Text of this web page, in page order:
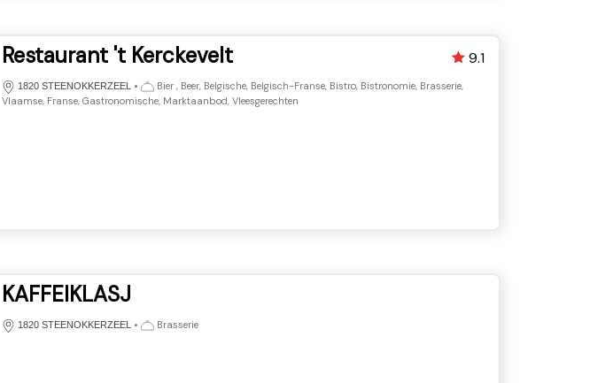
Restaurant 't Kerckevelt
1820 STEENOKKERZEEL •
Bier , Beer, Belgische, Belgisch-Franse, Bistro, Bistronomie, Brasserie,
Vlaamse, Franse, Gastronomische, Marktaanbod, Vleesgerechten
9.1
KAFFEIKLASJ
1820 STEENOKKERZEEL • Brasserie